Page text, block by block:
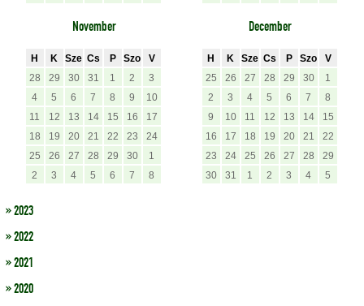
November
H K Sze Cs P Szo
V
28
29 30 31 1 2
3
4
5 6 7 8 9
10
11
12 13 14 15 16
17
18
19 20 21 22 23
24
25
26 27 28 29 30
1
2
3 4 5 6 7 8
December
H K Sze Cs P Szo
V
25
26 27 28 29 30
1
2
3 4 5 6 7
8
9
10 11 12 13 14
15
16
17 18 19 20 21
22
23
24 25 26 27 28
29
30
31 1 2 3 4 5
» 2023
» 2022
» 2021
» 2020